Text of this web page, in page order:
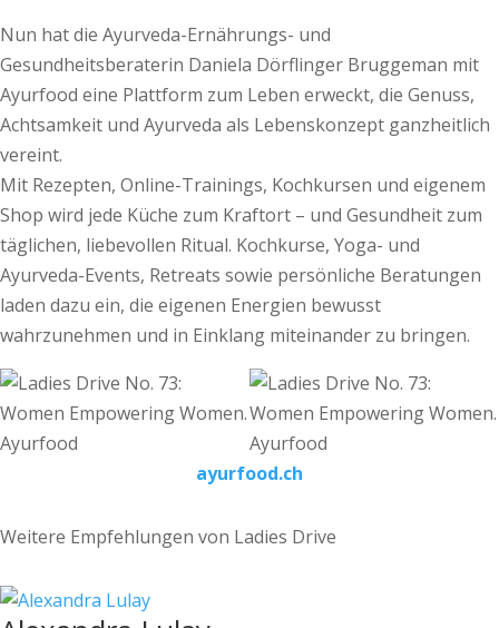
Nun hat die Ayurveda-Ernährungs- und
Gesundheitsberaterin Daniela Dörflinger Bruggeman mit
Ayurfood eine Plattform zum Leben erweckt, die Genuss,
Achtsamkeit und Ayurveda als Lebenskonzept ganzheitlich
vereint.
Mit Rezepten, Online-Trainings, Kochkursen und eigenem
Shop wird jede Küche zum Kraftort – und Gesundheit zum
täglichen, liebevollen Ritual. Kochkurse, Yoga- und
Ayurveda-Events, Re­­treats sowie persönliche Beratungen
laden dazu ein, die eigenen Energien bewusst
wahrzunehmen und in Einklang miteinander zu bringen.
ayurfood.ch
Weitere Empfehlungen von Ladies Drive